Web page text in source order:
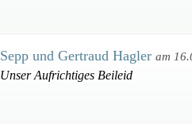
Sepp und Gertraud Hagler am
Unser Aufrichtiges Beileid